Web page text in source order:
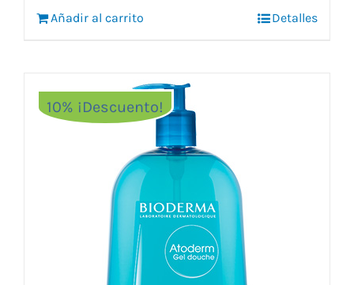
era:
18,24 €.
es:
15,50 €.
Añadir al carrito Detalles
10% ¡Descuento!